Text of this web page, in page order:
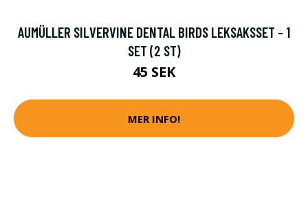
AUMÜLLER SILVERVINE DENTAL BIRDS LEKSAKSSET - 1
SET (2 ST)
45 SEK
MER INFO!